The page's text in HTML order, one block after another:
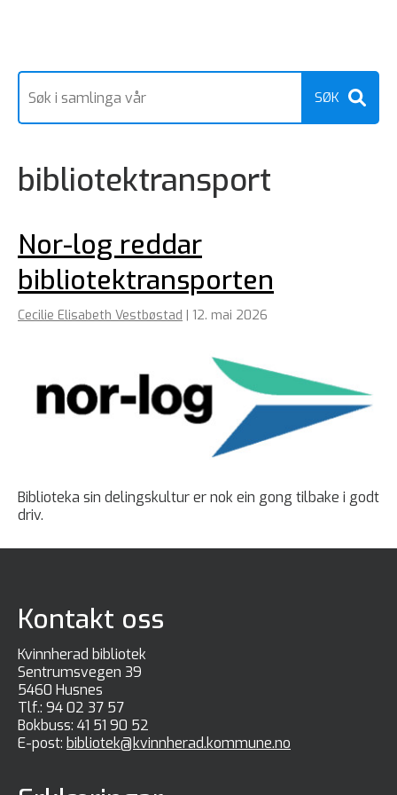
bibliotektransport
Nor-log reddar
bibliotektransporten
Cecilie Elisabeth Vestbøstad | 12. mai 2026
Biblioteka sin delingskultur er nok ein gong tilbake i godt
driv.
Kontakt oss
Kvinnherad bibliotek
Sentrumsvegen 39
5460 Husnes
Tlf.: 94 02 37 57
Bokbuss: 41 51 90 52
E-post: bibliotek@kvinnherad.kommune.no